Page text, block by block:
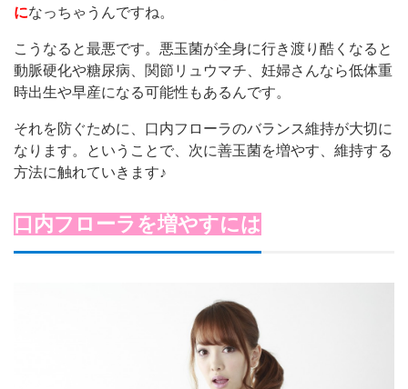
になっちゃうんですね。
こうなると最悪です。悪玉菌が全身に行き渡り酷くなると
動脈硬化や糖尿病、関節リュウマチ、妊婦さんなら低体重
時出生や早産になる可能性もあるんです。
それを防ぐために、口内フローラのバランス維持が大切に
なります。ということで、次に善玉菌を増やす、維持する
方法に触れていきます♪
口内フローラを増やすには